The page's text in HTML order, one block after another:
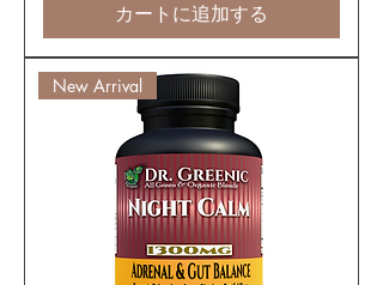
カートに追加する
New Arrival